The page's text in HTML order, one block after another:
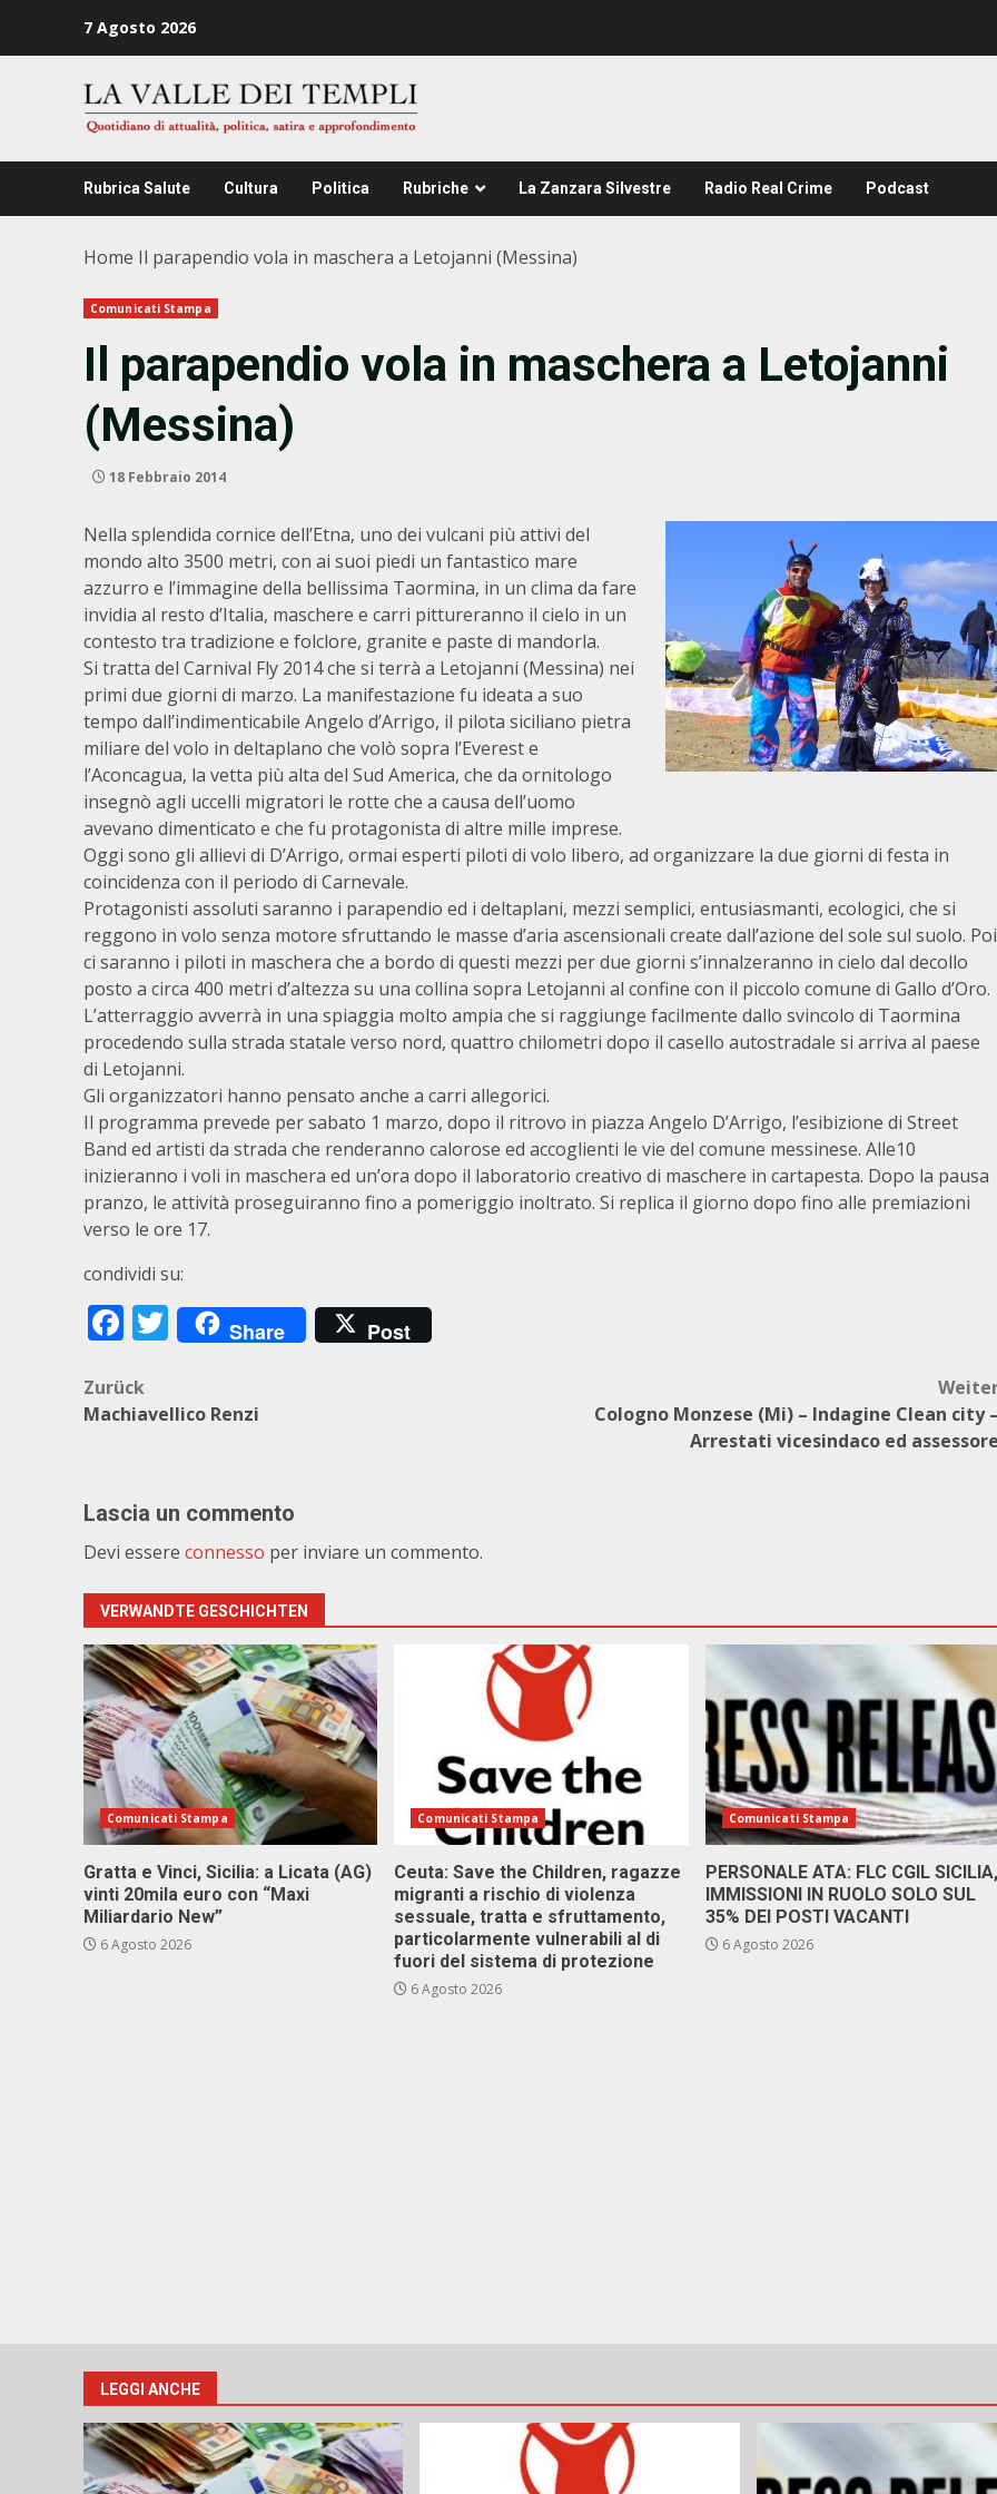
7 Agosto 2026
Rubrica Salute Cultura Politica Rubriche La Zanzara Silvestre Radio Real Crime Podcast
Home Il parapendio vola in maschera a Letojanni (Messina)
Comunicati Stampa
Il parapendio vola in maschera a Letojanni
(Messina)
18 Febbraio 2014
Nella splendida cornice dell’Etna, uno dei vulcani più attivi del
mondo alto 3500 metri, con ai suoi piedi un fantastico mare
azzurro e l’immagine della bellissima Taormina, in un clima da fare
invidia al resto d’Italia, maschere e carri pittureranno il cielo in un
contesto tra tradizione e folclore, granite e paste di mandorla.
Si tratta del Carnival Fly 2014 che si terrà a Letojanni (Messina) nei
primi due giorni di marzo. La manifestazione fu ideata a suo
tempo dall’indimenticabile Angelo d’Arrigo, il pilota siciliano pietra
miliare del volo in deltaplano che volò sopra l’Everest e
l’Aconcagua, la vetta più alta del Sud America, che da ornitologo
insegnò agli uccelli migratori le rotte che a causa dell’uomo
avevano dimenticato e che fu protagonista di altre mille imprese.
Oggi sono gli allievi di D’Arrigo, ormai esperti piloti di volo libero, ad organizzare la due giorni di festa in
coincidenza con il periodo di Carnevale.
Protagonisti assoluti saranno i parapendio ed i deltaplani, mezzi semplici, entusiasmanti, ecologici, che si
reggono in volo senza motore sfruttando le masse d’aria ascensionali create dall’azione del sole sul suolo. Poi
ci saranno i piloti in maschera che a bordo di questi mezzi per due giorni s’innalzeranno in cielo dal decollo
posto a circa 400 metri d’altezza su una collina sopra Letojanni al confine con il piccolo comune di Gallo d’Oro.
L’atterraggio avverrà in una spiaggia molto ampia che si raggiunge facilmente dallo svincolo di Taormina
procedendo sulla strada statale verso nord, quattro chilometri dopo il casello autostradale si arriva al paese
di Letojanni.
Gli organizzatori hanno pensato anche a carri allegorici.
Il programma prevede per sabato 1 marzo, dopo il ritrovo in piazza Angelo D’Arrigo, l’esibizione di Street
Band ed artisti da strada che renderanno calorose ed accoglienti le vie del comune messinese. Alle10
inizieranno i voli in maschera ed un’ora dopo il laboratorio creativo di maschere in cartapesta. Dopo la pausa
pranzo, le attività proseguiranno fino a pomeriggio inoltrato. Si replica il giorno dopo fino alle premiazioni
verso le ore 17.
condividi su:
Facebook
Twitter
Share Post
Beitragsnavigation
Zurück
Machiavellico Renzi
Cologno Monzese (Mi) – Indagine Clean city
Arrestati vicesindaco ed
Lascia un commento
Devi essere connesso per inviare un commento.
VERWANDTE GESCHICHTEN
Comunicati Stampa
Gratta e Vinci, Sicilia: a Licata (AG)
vinti 20mila euro con “Maxi
Miliardario New”
6 Agosto 2026
Comunicati Stampa
Ceuta: Save the Children, ragazze
migranti a rischio di violenza
sessuale, tratta e sfruttamento,
particolarmente vulnerabili al di
fuori del sistema di protezione
6 Agosto 2026
Comunicati Stampa
PERSONALE ATA: FLC CGIL SICILIA,
IMMISSIONI IN RUOLO SOLO SUL
35% DEI POSTI VACANTI
6 Agosto 2026
LEGGI ANCHE